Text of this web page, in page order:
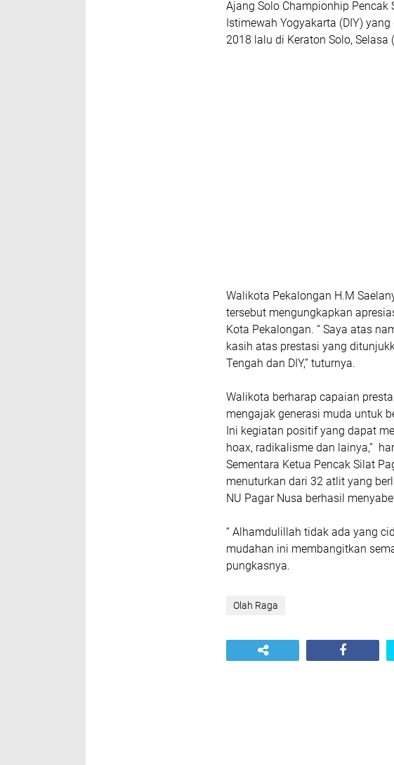
Ajang Solo Championhip Pencak
Istimewah Yogyakarta (DIY)
2018 lalu di Keraton Solo, Selasa
Walikota Pekalongan H.M
tersebut mengungkapkan
Kota Pekalongan. “ Saya atas
kasih atas prestasi yang
Tengah dan DIY,” tuturnya.
Walikota berharap capaian
mengajak generasi muda untuk
Ini kegiatan positif yang dapat
hoax, radikalisme dan lainya,”
Sementara Ketua Pencak Silat
menuturkan dari 32 atlit yang
NU Pagar Nusa berhasil
“ Alhamdulillah tidak ada yang
mudahan ini membangitkan
pungkasnya.
Olah Raga